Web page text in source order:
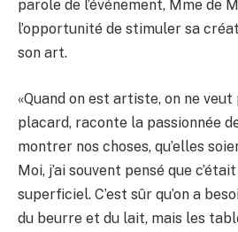
parole de l’événement, Mme de
l’opportunité de stimuler sa
son art.
«Quand on est artiste, on ne
placard, raconte la passionnée
montrer nos choses, qu’elles
Moi, j’ai souvent pensé que
superficiel. C’est sûr qu’on a
du beurre et du lait, mais les